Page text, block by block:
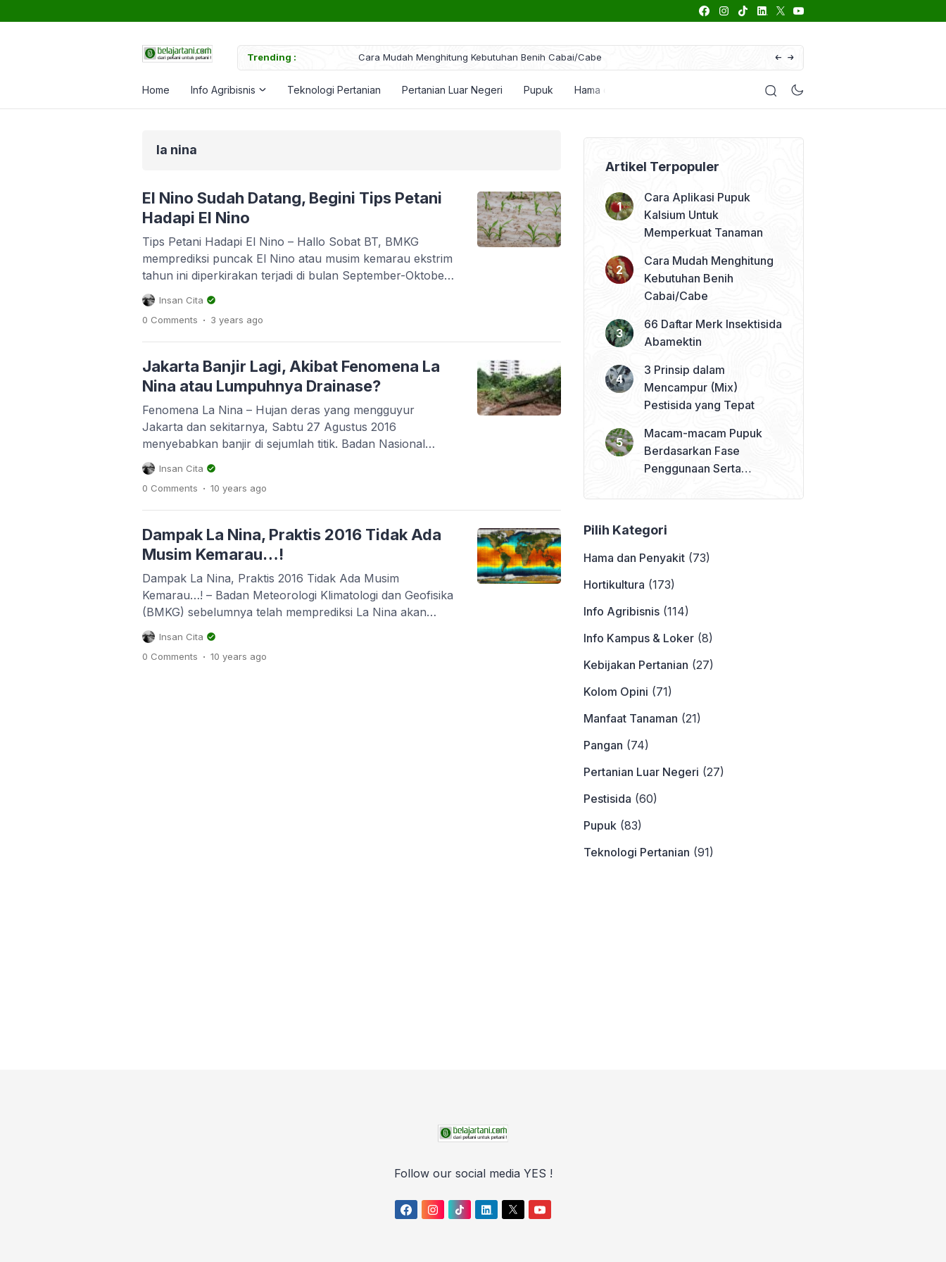
Trending : Cara Mudah Menghitung Kebutuhan Benih Cabai/Cabe 66 Daftar Merk Insektisida Abamektin
Home Info Agribisnis Teknologi Pertanian Pertanian Luar Negeri Pupuk Hama dan Penyakit Manfaat Tanaman
la nina
El Nino Sudah Datang, Begini Tips Petani
Hadapi El Nino
Tips Petani Hadapi El Nino – Hallo Sobat BT, BMKG
memprediksi puncak El Nino atau musim kemarau ekstrim
tahun ini diperkirakan terjadi di bulan September-Oktober.
El Nino yang merupakan fenomena anomaly iklim ini
diperkirakan terjadi hingga akhir tahun. Apa dampak El
Nino bagi sektor pertanian ? Lalu apa yang sebaiknya
petani siapkan untuk menghadapi El […]
Insan Cita
0 Comments . 3 years ago
Jakarta Banjir Lagi, Akibat Fenomena La
Nina atau Lumpuhnya Drainase?
Fenomena La Nina – Hujan deras yang mengguyur
Jakarta dan sekitarnya, Sabtu 27 Agustus 2016
menyebabkan banjir di sejumlah titik. Badan Nasional
Penanggulangan Bencana (BNPB) mencatat, banjir
terkonsentrasi di wilayah Jakarta Selatan dan Jakarta
Timur. Masyarakat Jakarta tidak menyangka, karena
biasanya banjir di wilayahnya lebih disebabkan karena
kiriman Bogor. Kasus ini berbeda, sejumlah titik di Jakarta
[…]
Insan Cita
0 Comments . 10 years ago
Dampak La Nina, Praktis 2016 Tidak Ada
Musim Kemarau…!
Dampak La Nina, Praktis 2016 Tidak Ada Musim
Kemarau…! – Badan Meteorologi Klimatologi dan Geofisika
(BMKG) sebelumnya telah memprediksi La Nina akan
turun pada Juli-September tahun 2016 ini. Sadar atau
tidak, sampai pertengahan bulan Juli 2016 ini, fenomena
La Nina sudah dapat kita rasakan kehadirannya. Apa sih
Insan Cita
0 Comments . 10 years ago
Artikel Terpopuler
Cara Aplikasi Pupuk
Kalsium Untuk
Memperkuat Tanaman
Cara Mudah Menghitung
Kebutuhan Benih
Cabai/Cabe
66 Daftar Merk Insektisida
Abamektin
3 Prinsip dalam
Mencampur (Mix)
Pestisida yang Tepat
Macam-macam Pupuk
Berdasarkan Fase
Penggunaan Serta
Pilih Kategori
Hama dan Penyakit(73)
Hortikultura (173)
Info Agribisnis(114)
Info Kampus & Loker(8)
Kebijakan Pertanian (27)
Kolom Opini (71)
Manfaat Tanaman (21)
Pangan (74)
Pertanian Luar Negeri (27)
Pestisida (60)
Pupuk(83)
Teknologi Pertanian (91)
Follow our social media YES !